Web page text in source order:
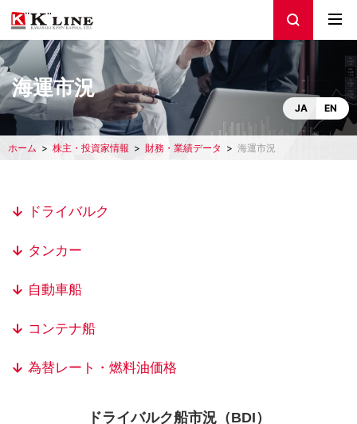
海運市況
JA EN
ホーム 株主・投資家情報 財務・業績データ 海運市況
ドライバルク
タンカー
自動車船
コンテナ船
為替レート・燃料油価格
ドライバルク船市況（BDI）